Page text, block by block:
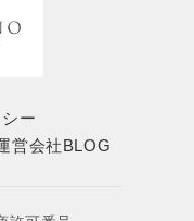
ー
営会社BLOG